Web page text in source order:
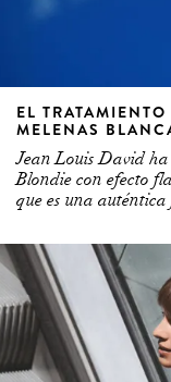
EL
MELENAS
Jean Louis David
Blondie con efecto
que es una auténtica